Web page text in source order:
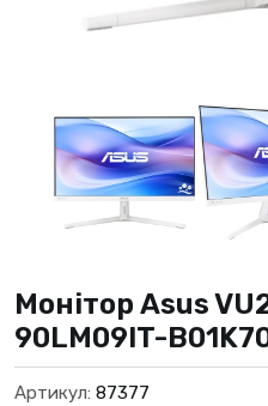
Монітор Asus
90LM09IT-
Артикул: 87377